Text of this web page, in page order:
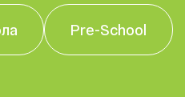
Pre-School